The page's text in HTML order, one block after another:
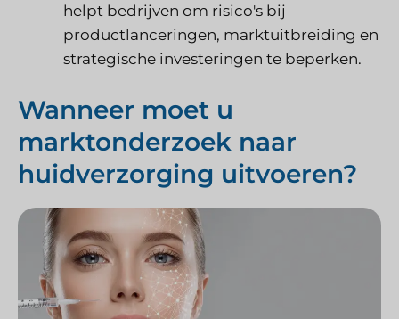
helpt bedrijven om risico's bij
productlanceringen, marktuitbreiding en
strategische investeringen te beperken.
Wanneer moet u
marktonderzoek naar
huidverzorging uitvoeren?